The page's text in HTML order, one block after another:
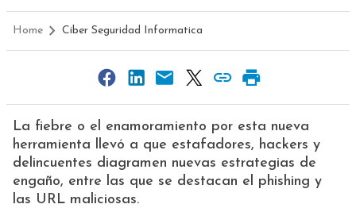
Home Ciber Seguridad Informatica
La fiebre o el enamoramiento por esta nueva
herramienta llevó a que estafadores, hackers y
delincuentes diagramen nuevas estrategias de
engaño, entre las que se destacan el phishing y
las URL maliciosas.